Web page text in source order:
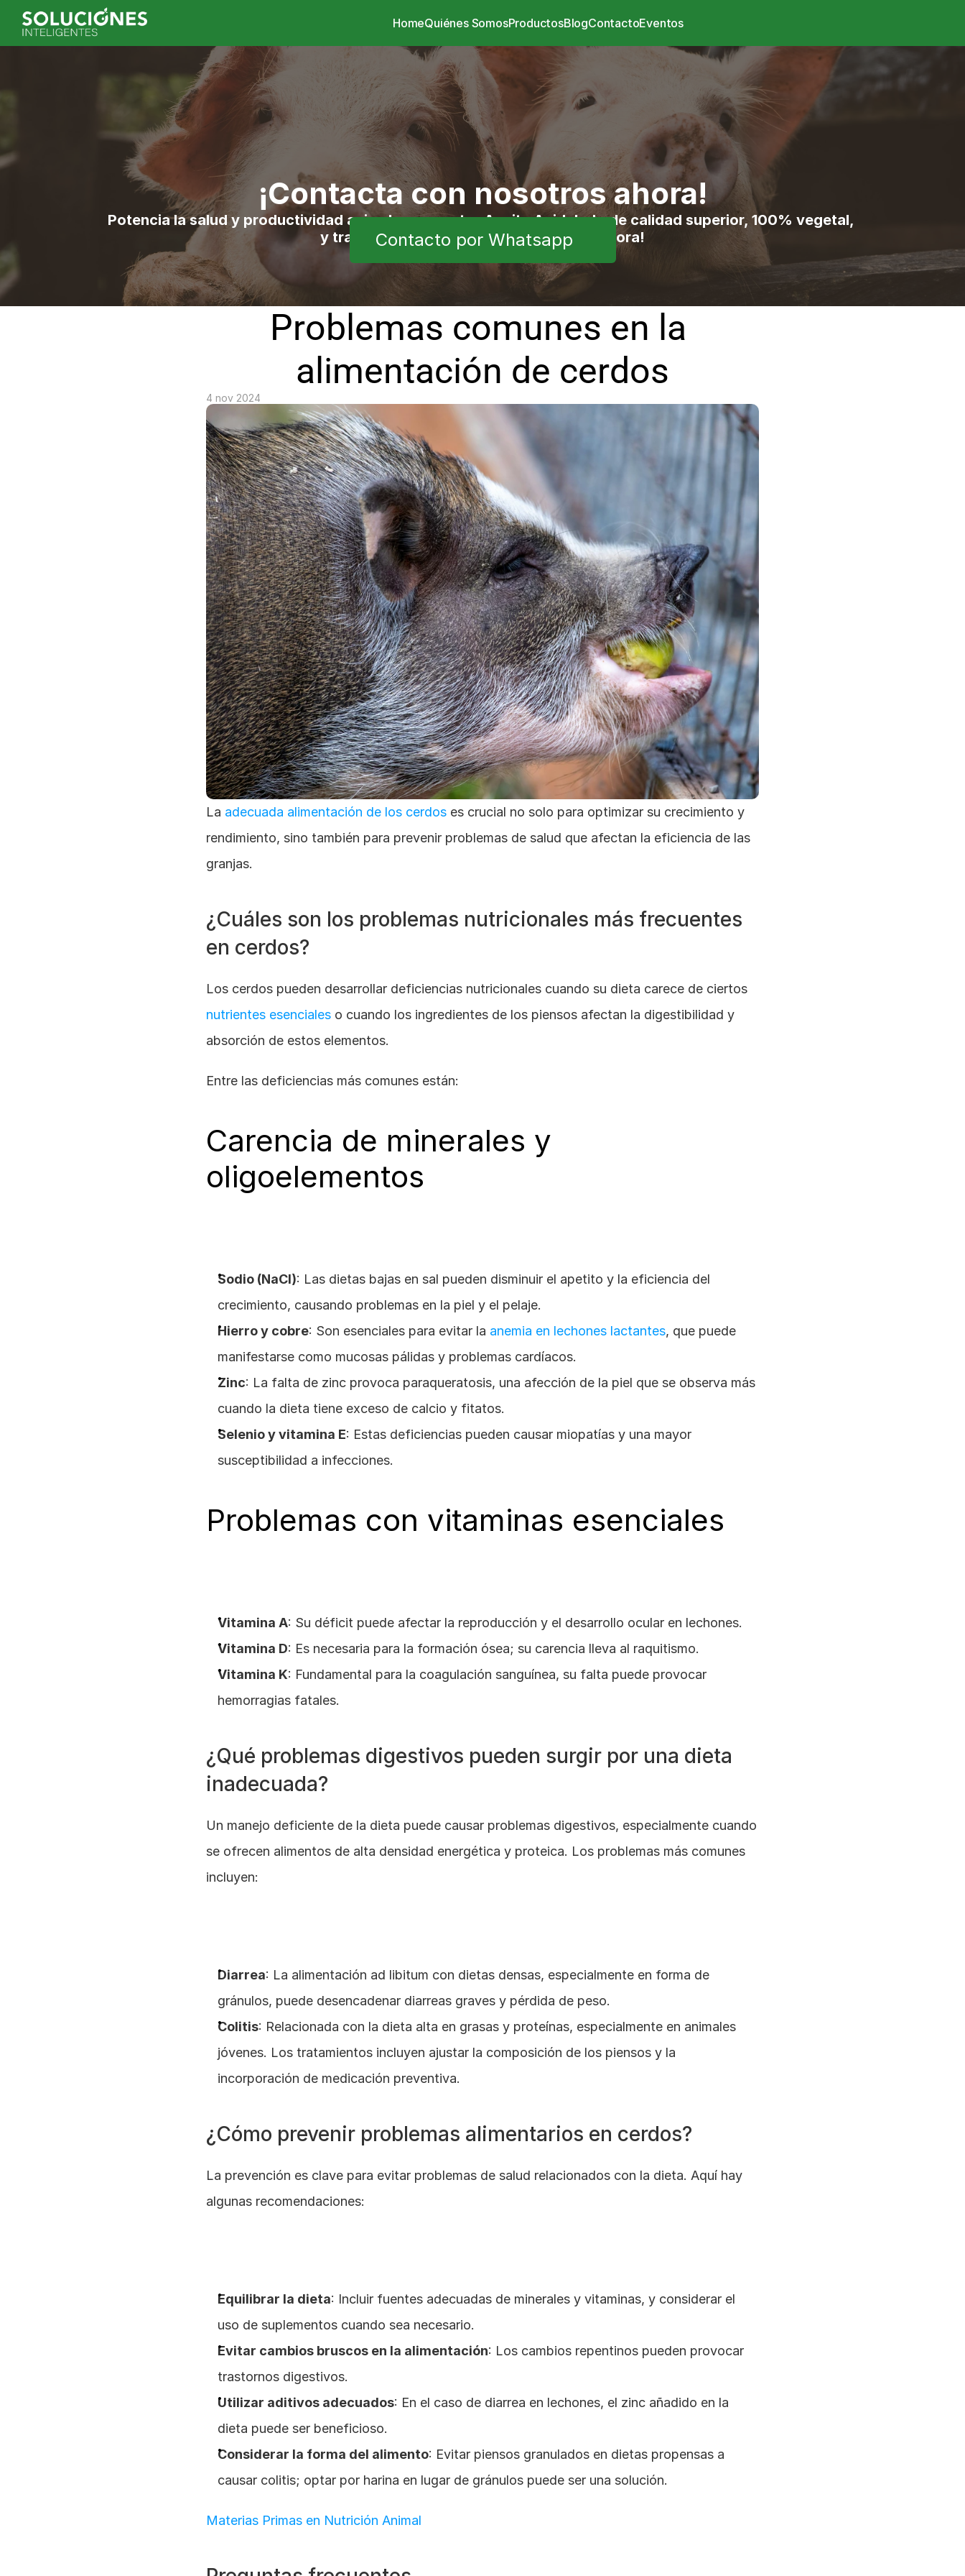
HomeQuiénes SomosProductosBlogContactoEventos
¡Contacta con nosotros ahora!
Potencia la salud y productividad animal con nuestro Aceite Acidulado de calidad superior, 100% vegetal,
y transporte propio incluido. ¡Ordénalo ahora!
Contacto por Whatsapp
Problemas comunes en la
alimentación de cerdos
4 nov 2024
La adecuada alimentación de los cerdos es crucial no solo para optimizar su crecimiento y
rendimiento, sino también para prevenir problemas de salud que afectan la eficiencia de las
granjas.
¿Cuáles son los problemas nutricionales más frecuentes
en cerdos?
nutrientes esenciales o cuando los ingredientes de los piensos afectan la digestibilidad y
absorción de estos elementos.
Entre las deficiencias más comunes están:
Carencia de minerales y
oligoelementos
Sodio (NaCl): Las dietas bajas en sal pueden disminuir el apetito y la eficiencia del
crecimiento, causando problemas en la piel y el pelaje.
Hierro y cobre: Son esenciales para evitar la anemia en lechones lactantes, que puede
manifestarse como mucosas pálidas y problemas cardíacos.
Zinc: La falta de zinc provoca paraqueratosis, una afección de la piel que se observa más
cuando la dieta tiene exceso de calcio y fitatos.
Selenio y vitamina E: Estas deficiencias pueden causar miopatías y una mayor
susceptibilidad a infecciones​.
Problemas con vitaminas esenciales
Vitamina A: Su déficit puede afectar la reproducción y el desarrollo ocular en lechones.
Vitamina D: Es necesaria para la formación ósea; su carencia lleva al raquitismo.
Vitamina K: Fundamental para la coagulación sanguínea, su falta puede provocar
hemorragias fatales.
¿Qué problemas digestivos pueden surgir por una dieta
inadecuada?
Un manejo deficiente de la dieta puede causar problemas digestivos, especialmente cuando
se ofrecen alimentos de alta densidad energética y proteica. Los problemas más comunes
incluyen:
Diarrea: La alimentación ad libitum con dietas densas, especialmente en forma de
gránulos, puede desencadenar diarreas graves y pérdida de peso.
Colitis: Relacionada con la dieta alta en grasas y proteínas, especialmente en animales
jóvenes. Los tratamientos incluyen ajustar la composición de los piensos y la
incorporación de medicación preventiva​.
¿Cómo prevenir problemas alimentarios en cerdos?
La prevención es clave para evitar problemas de salud relacionados con la dieta. Aquí hay
algunas recomendaciones:
Equilibrar la dieta: Incluir fuentes adecuadas de minerales y vitaminas, y considerar el
uso de suplementos cuando sea necesario.
Evitar cambios bruscos en la alimentación: Los cambios repentinos pueden provocar
trastornos digestivos.
Utilizar aditivos adecuados: En el caso de diarrea en lechones, el zinc añadido en la
dieta puede ser beneficioso.
Considerar la forma del alimento: Evitar piensos granulados en dietas propensas a
causar colitis; optar por harina en lugar de gránulos puede ser una solución​.
Materias Primas en Nutrición Animal